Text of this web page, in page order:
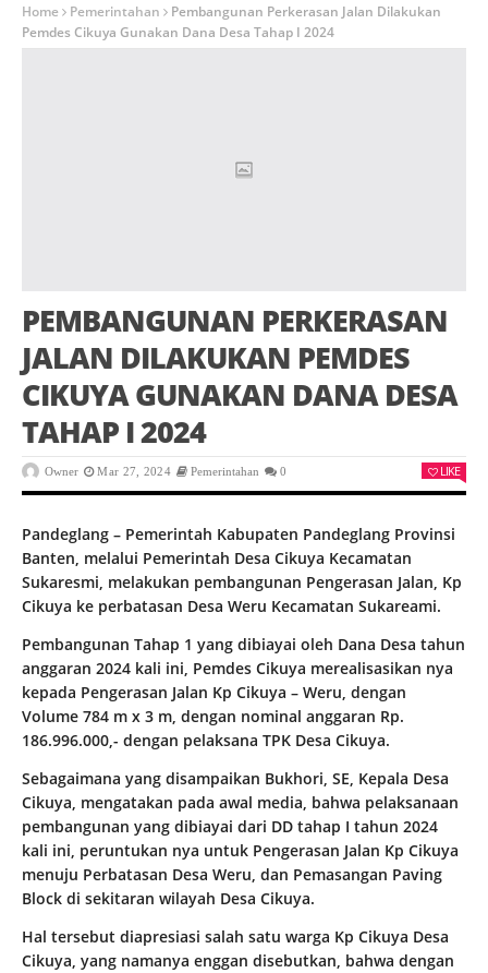
Home Pemerintahan
Pembangunan Perkerasan Jalan Dilakukan
Pemdes Cikuya Gunakan Dana Desa Tahap I 2024
PEMBANGUNAN PERKERASAN
JALAN DILAKUKAN PEMDES
CIKUYA GUNAKAN DANA DESA
TAHAP I 2024
Owner Mar 27, 2024 Pemerintahan 0 LIKE
Pandeglang – Pemerintah Kabupaten Pandeglang Provinsi
Banten, melalui Pemerintah Desa Cikuya Kecamatan
Sukaresmi, melakukan pembangunan Pengerasan Jalan, Kp
Cikuya ke perbatasan Desa Weru Kecamatan Sukareami.
Pembangunan Tahap 1 yang dibiayai oleh Dana Desa tahun
anggaran 2024 kali ini, Pemdes Cikuya merealisasikan nya
kepada Pengerasan Jalan Kp Cikuya – Weru, dengan
Volume 784 m x 3 m, dengan nominal anggaran Rp.
186.996.000,- dengan pelaksana TPK Desa Cikuya.
Sebagaimana yang disampaikan Bukhori, SE, Kepala Desa
Cikuya, mengatakan pada awal media, bahwa pelaksanaan
pembangunan yang dibiayai dari DD tahap I tahun 2024
kali ini, peruntukan nya untuk Pengerasan Jalan Kp Cikuya
menuju Perbatasan Desa Weru, dan Pemasangan Paving
Block di sekitaran wilayah Desa Cikuya.
Hal tersebut diapresiasi salah satu warga Kp Cikuya Desa
Cikuya, yang namanya enggan disebutkan, bahwa dengan